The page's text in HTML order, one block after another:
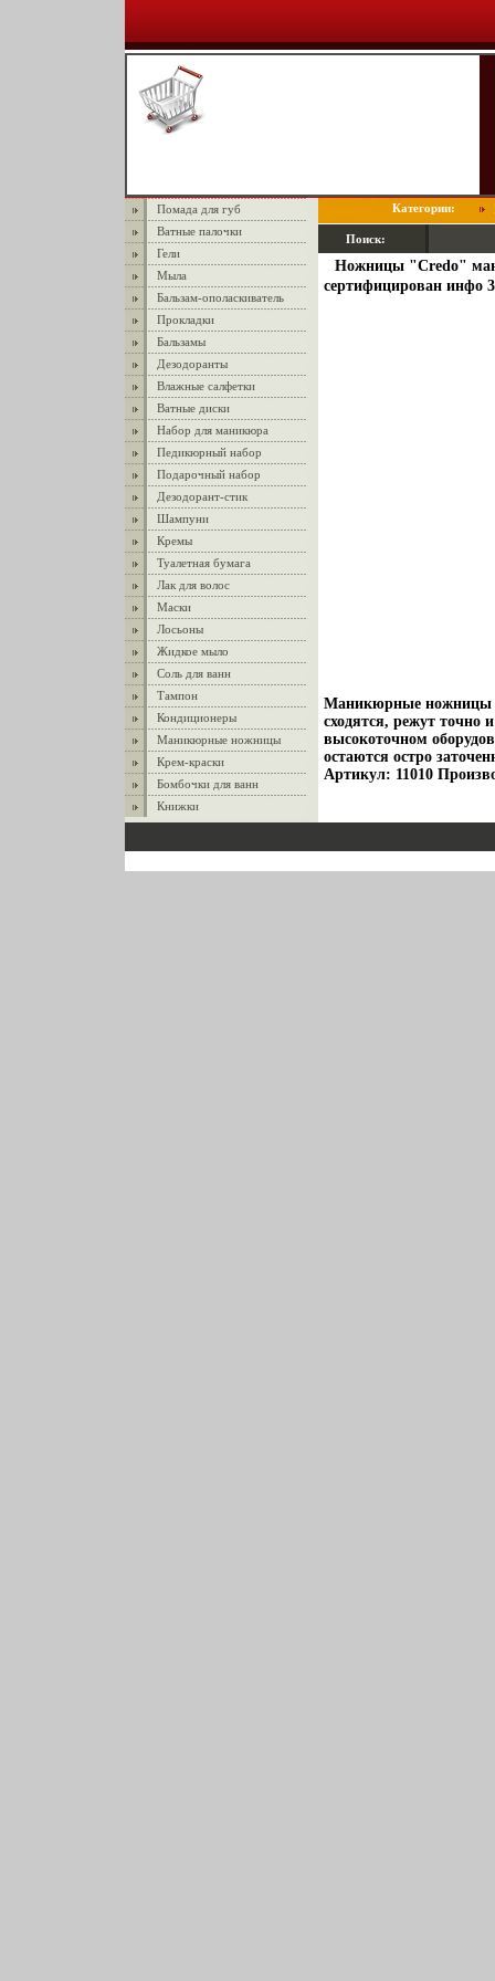
Помада для губ
Ватные палочки
Гели
Мыла
Бальзам-ополаскиватель
Прокладки
Бальзамы
Дезодоранты
Влажные салфетки
Ватные диски
Набор для маникюра
Педикюрный набор
Подарочный набор
Дезодорант-стик
Шампуни
Кремы
Туалетная бумага
Лак для волос
Маски
Лосьоны
Жидкое мыло
Соль для ванн
Тампон
Кондиционеры
Маникюрные ножницы
Крем-краски
Бомбочки для ванн
Книжки
Категории:
Поиск:
Ножницы "Credo"
сертифицирован инфо
Маникюрные ножницы
сходятся, режут точно
высокоточном
остаются остро
Артикул: 11010